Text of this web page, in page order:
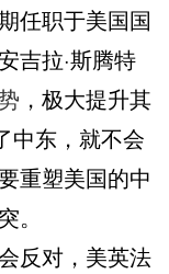
任职于美国国
吉拉·斯腾特
，极大提升其
中东，就不会
重塑美国的中
。
反对，美英法